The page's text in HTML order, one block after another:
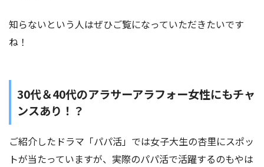
知らないという人はぜひご覧になっていただきたいです
ね！
30代＆40代のアラサーアラフォー女性にもチャ
ンスあり！？
ご紹介したドラマ「パパ活」では女子大生の杏里にスポッ
トが当たっていますが、実際のパパ活で活躍するのもやは